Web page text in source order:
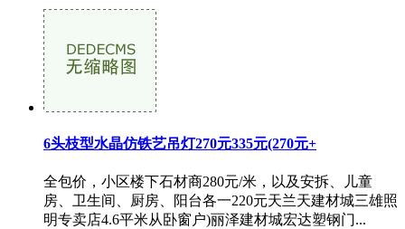
6头枝型水晶仿铁艺吊灯270元335元(270元+
全包价，小区楼下石材商280元/米，以及安拆、儿童
房、卫生间、厨房、阳台各一220元天兰天建材城三雄照
明专卖店4.6平米从卧窗户)丽泽建材城宏达塑钢门...